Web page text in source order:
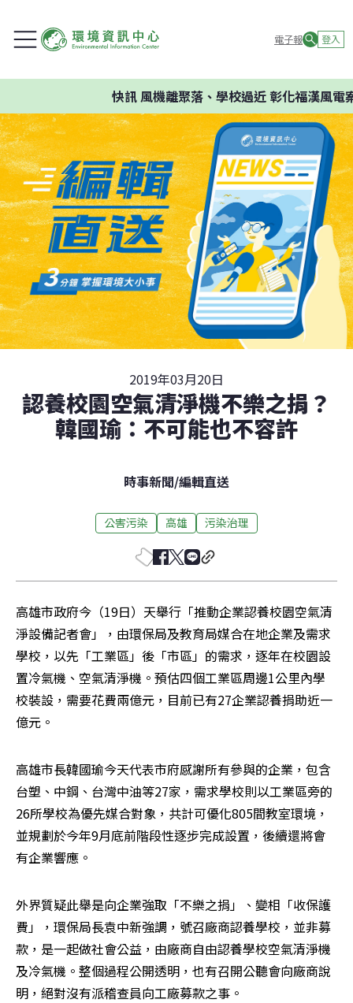
電子報 登入
快訊風機離聚落、學校過近 彰化福漢風電案
2019年03月20日
認養校園空氣清淨機不樂之捐？
韓國瑜：不可能也不容許
時事新聞/編輯直送
公害污染 高雄 污染治理
高雄市政府今（19日）天舉行「推動企業認養校園空氣清
淨設備記者會」，由環保局及教育局媒合在地企業及需求
學校，以先「工業區」後「市區」的需求，逐年在校園設
置冷氣機、空氣清淨機。預估四個工業區周邊1公里內學
校裝設，需要花費兩億元，目前已有27企業認養捐助近一
億元。
高雄市長韓國瑜今天代表市府感謝所有參與的企業，包含
台塑、中鋼、台灣中油等27家，需求學校則以工業區旁的
26所學校為優先媒合對象，共計可優化805間教室環境，
並規劃於今年9月底前階段性逐步完成設置，後續還將會
有企業響應。
外界質疑此舉是向企業強取「不樂之捐」、變相「收保護
費」，環保局長袁中新強調，號召廠商認養學校，並非募
款，是一起做社會公益，由廠商自由認養學校空氣清淨機
及冷氣機。整個過程公開透明，也有召開公聽會向廠商說
明，絕對沒有派稽查員向工廠募款之事。